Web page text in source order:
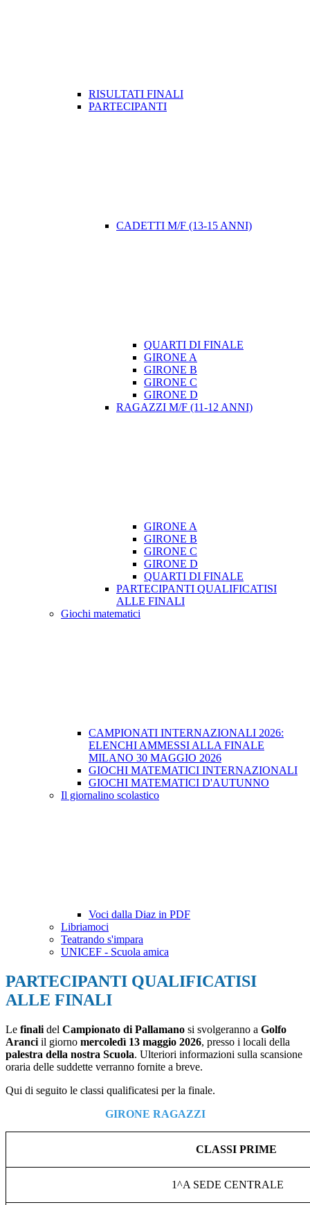
RISULTATI FINALI
PARTECIPANTI
CADETTI M/F (13-15 ANNI)
QUARTI DI FINALE
GIRONE A
GIRONE B
GIRONE C
GIRONE D
RAGAZZI M/F (11-12 ANNI)
GIRONE A
GIRONE B
GIRONE C
GIRONE D
QUARTI DI FINALE
PARTECIPANTI QUALIFICATISI
ALLE FINALI
Giochi matematici
CAMPIONATI INTERNAZIONALI 2026:
ELENCHI AMMESSI ALLA FINALE
MILANO 30 MAGGIO 2026
GIOCHI MATEMATICI INTERNAZIONALI
GIOCHI MATEMATICI D'AUTUNNO
Il giornalino scolastico
Voci dalla Diaz in PDF
Libriamoci
Teatrando s'impara
UNICEF - Scuola amica
PARTECIPANTI QUALIFICATISI
ALLE FINALI
Le finali del Campionato di Pallamano si svolgeranno a Golfo
Aranci il giorno mercoledì 13 maggio 2026, presso i locali della
palestra della nostra Scuola. Ulteriori informazioni sulla scansione
oraria delle suddette verranno fornite a breve.
Qui di seguito le classi qualificatesi per la finale.
GIRONE RAGAZZI
CLASSI PRIME
1^A SEDE CENTRALE